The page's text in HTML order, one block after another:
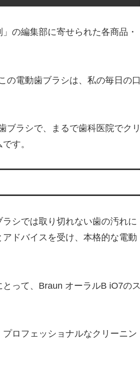
の編集部に寄せられた各商品・
の電動歯ブラシは、私の毎日の口
ブラシで、まるで歯科医院でクリ
す。
シでは取り切れない歯の汚れに
ドバイスを受け、本格的な電動
って、Braun オーラルB iO7のス
ロフェッショナルなクリーニン